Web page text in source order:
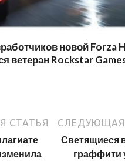
новой Forza
ветеран Rockstar
СТАТЬЯ СЛЕДУЮЩАЯ
Светящиеся
граффити